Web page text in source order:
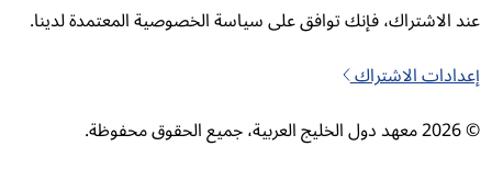
عند الاشتراك، فإنك توافق على سياسة الخصوصية المعتمدة لدينا.
إعدادات الاشتراك
© 2026 معهد دول الخليج العربية، جميع الحقوق محفوظة.